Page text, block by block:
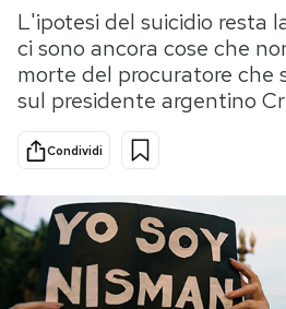
Tecnologia
Internet
Scienza
Cultura
Economia
PODCAST
L'ipotesi del suicidio resta
ci sono ancora cose che
morte del procuratore che
sul presidente argentino
Condividi